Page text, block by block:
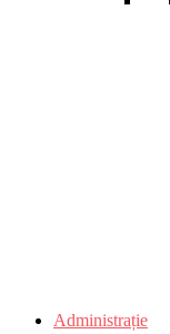
Administrație